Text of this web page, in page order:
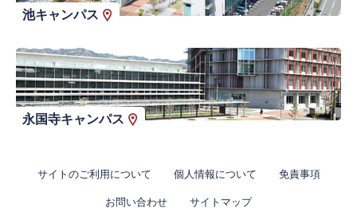
池キャンパス
永国寺キャンパス
サイトのご利用について 個人情報について 免責事項
お問い合わせ サイトマップ